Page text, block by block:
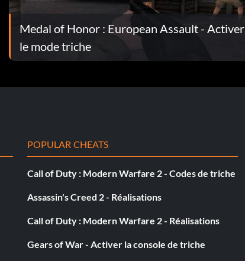
et de munitions illimitées. Si vous avez un fusil de
avez une mitraillette comme une Thompson ou un
Un autre moyen d'infliger de sérieux dégâts est
d'un nombre illimité de munitions - il est préférable
est le cas dans la plupart des circonstances, éliminez-
compteur vide.
Si vous avez encore des munitions, d'autres
à la première partie du quai d'où vous êtes
Medal of Honor : European Assault - Activer
le mode triche
POPULAR CHEATS
Call of Duty : Modern Warfare 2 - Codes de triche
Assassin's Creed 2 - Réalisations
Call of Duty : Modern Warfare 2 - Réalisations
Gears of War - Activer la console de triche